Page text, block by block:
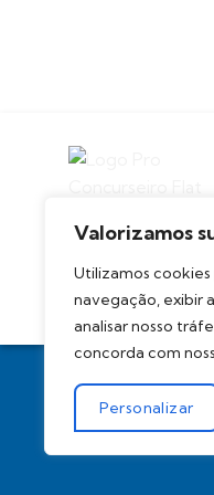
Valorizamos
Utilizamos
navegação, exibir
analisar nosso
concorda com
Personalizar